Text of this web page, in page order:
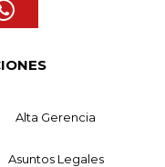
Alta Gerencia
Asuntos Legales